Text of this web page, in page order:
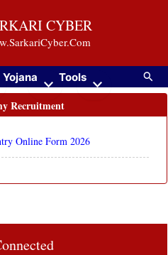
CYBER
Yojana Tools
Recruitment
Online Form 2026